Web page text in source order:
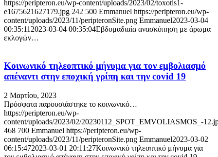
https://peripteron.eu/wp-content/uploads/2023/02/toxotis1-
e1675621627179.jpg 242 500 Emmanuel https://peripteron.eu/wp-
content/uploads/2023/11/peripteronSite.png Emmanuel2023-03-04
00:35:112023-03-04 00:35:04Εβδομαδιαία ανασκόπηση με άρωμα
εκλογών…
Κοινωνικό τηλεοπτικό μήνυμα για τον εμβολιασμό
απέναντι στην εποχική γρίπη και την cοvid 19
2 Μαρτίου, 2023
Πρόσφατα παρουσιάστηκε το κοινωνικό…
https://peripteron.eu/wp-
content/uploads/2023/02/20230112_SPOT_EMVOLIASMOS_-
468 700 Emmanuel https://peripteron.eu/wp-
content/uploads/2023/11/peripteronSite.png Emmanuel2023-03-02
06:15:472023-03-01 20:11:27Κοινωνικό τηλεοπτικό μήνυμα για